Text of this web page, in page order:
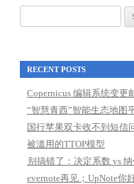
for:
RECENT POSTS
Copernicus 编辑系统变更
“智慧青西”智能生态地图
国行苹果双卡收不到短信
被滥用的TTOP模型
别搞错了：决定系数 vs
evernote再见；UpNote你